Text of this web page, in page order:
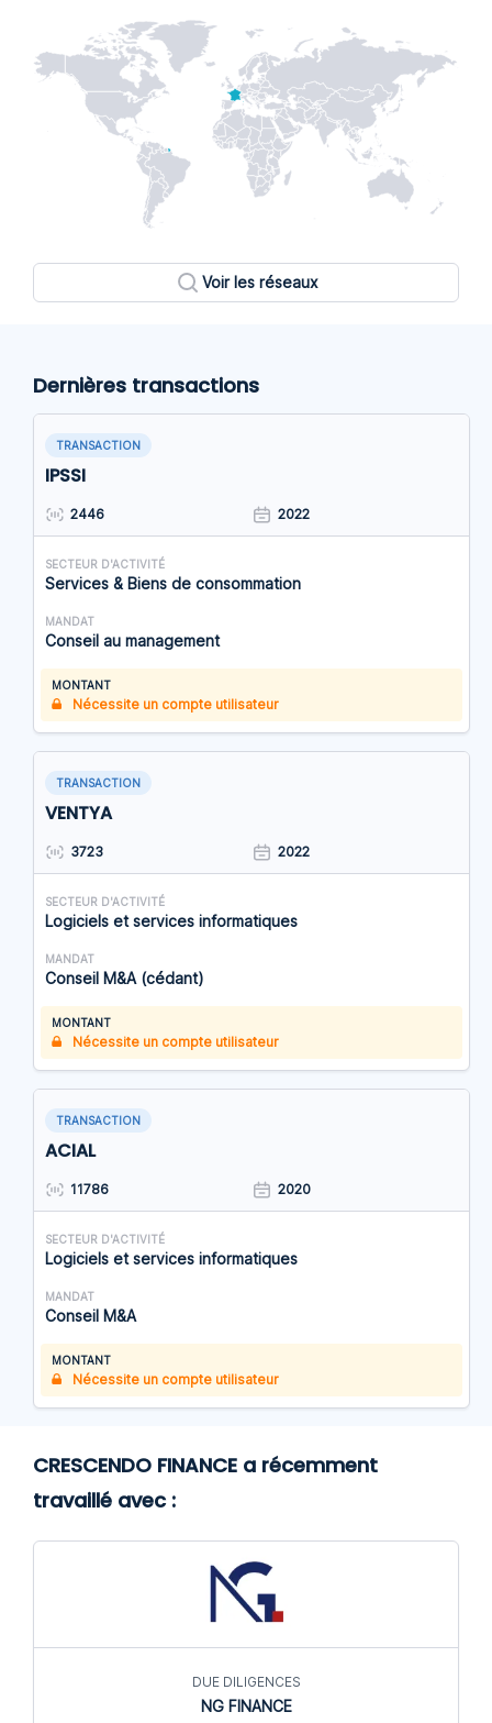
Voir les réseaux
Dernières transactions
TRANSACTION
IPSSI
2446 2022
SECTEUR D'ACTIVITÉ
Services & Biens de consommation
MANDAT
Conseil au management
MONTANT
Nécessite un compte utilisateur
TRANSACTION
VENTYA
3723 2022
SECTEUR D'ACTIVITÉ
Logiciels et services informatiques
MANDAT
Conseil M&A (cédant)
MONTANT
Nécessite un compte utilisateur
TRANSACTION
ACIAL
11786 2020
SECTEUR D'ACTIVITÉ
Logiciels et services informatiques
MANDAT
Conseil M&A
MONTANT
Nécessite un compte utilisateur
CRESCENDO FINANCE a récemment
travaillé avec :
DUE DILIGENCES
NG FINANCE